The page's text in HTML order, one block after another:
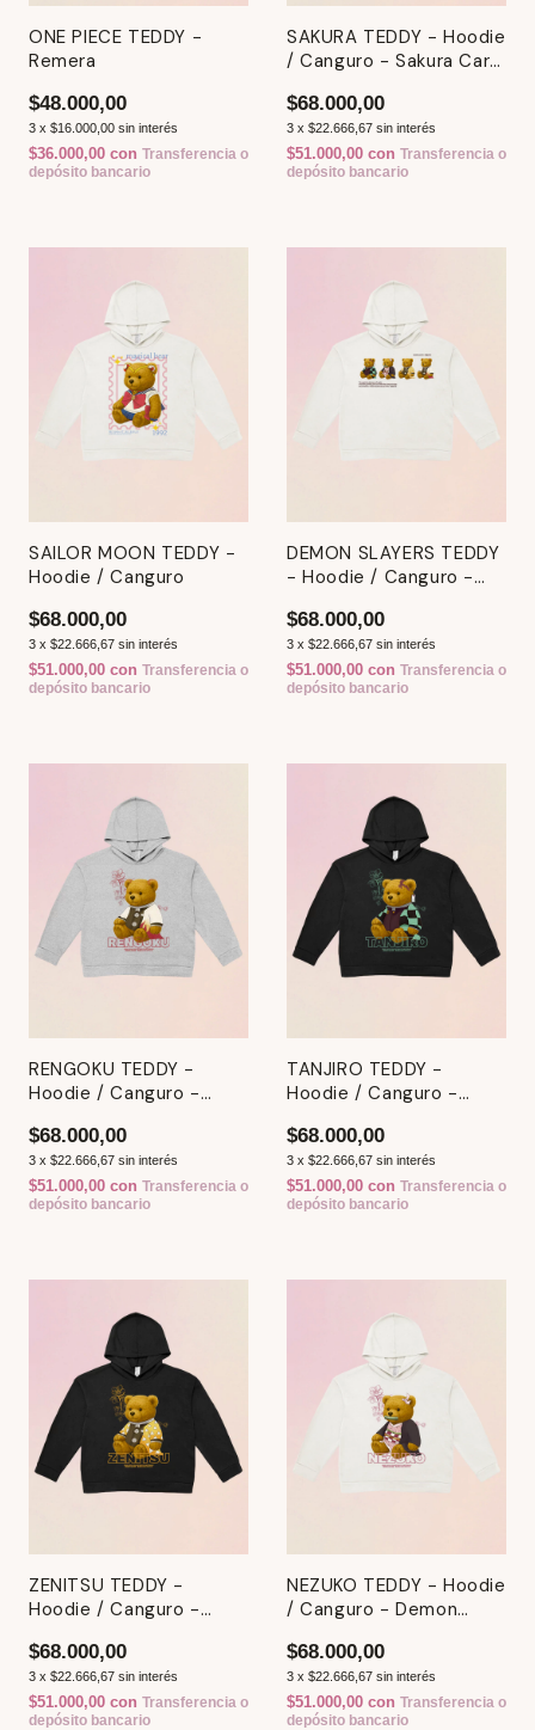
ONE PIECE TEDDY -
Remera
$48.000,00
3 x $16.000,00 sin interés
$36.000,00 con Transferencia o
depósito bancario
SAKURA TEDDY - Hoodie
/ Canguro - Sakura Card
$68.000,00
3 x $22.666,67 sin interés
$51.000,00 con Transferencia o
depósito bancario
SAILOR MOON TEDDY -
Hoodie / Canguro
$68.000,00
3 x $22.666,67 sin interés
$51.000,00 con Transferencia o
depósito bancario
DEMON SLAYERS TEDDY
- Hoodie / Canguro -
$68.000,00
3 x $22.666,67 sin interés
$51.000,00 con Transferencia o
depósito bancario
RENGOKU TEDDY -
Hoodie / Canguro -
$68.000,00
3 x $22.666,67 sin interés
$51.000,00 con Transferencia o
depósito bancario
TANJIRO TEDDY -
Hoodie / Canguro -
$68.000,00
3 x $22.666,67 sin interés
$51.000,00 con Transferencia o
depósito bancario
ZENITSU TEDDY -
Hoodie / Canguro -
$68.000,00
3 x $22.666,67 sin interés
$51.000,00 con Transferencia o
depósito bancario
NEZUKO TEDDY - Hoodie
/ Canguro - Demon
$68.000,00
3 x $22.666,67 sin interés
$51.000,00 con Transferencia o
depósito bancario